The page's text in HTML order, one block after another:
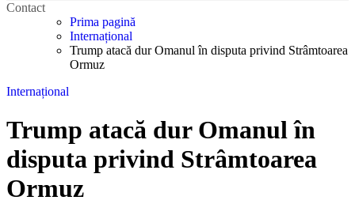
Contact
Prima pagină
Internațional
Trump atacă dur Omanul în disputa privind Strâmtoarea
Ormuz
Internațional
Trump atacă dur Omanul în
disputa privind Strâmtoarea
Ormuz